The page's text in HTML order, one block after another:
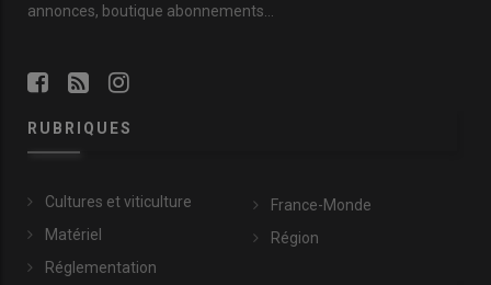
annonces, boutique abonnements…
RUBRIQUES
Cultures et viticulture
Matériel
Réglementation
France-Monde
Région